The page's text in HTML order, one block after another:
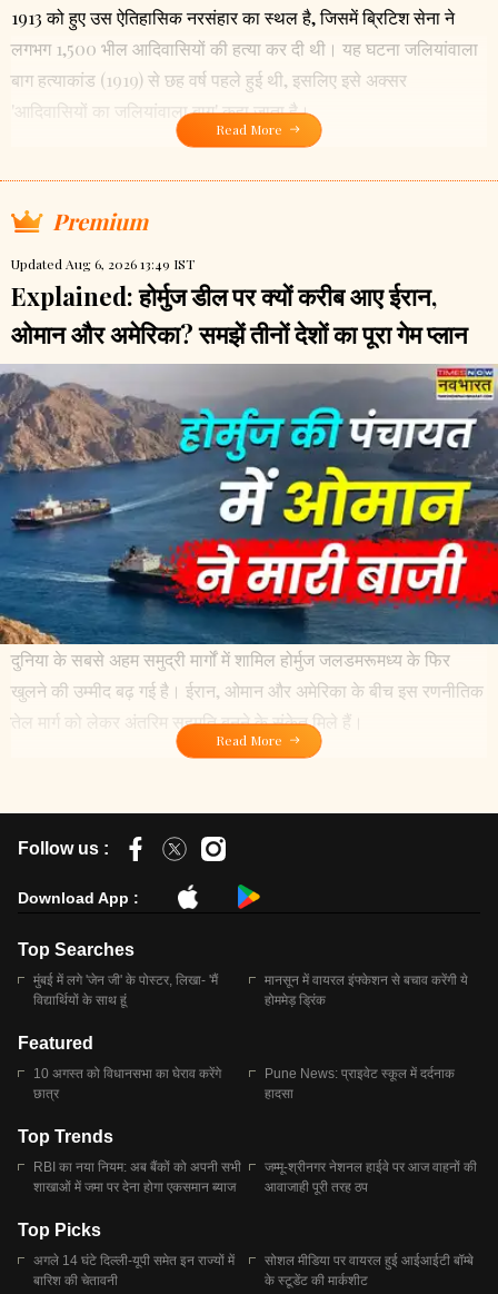
1913 को हुए उस ऐतिहासिक नरसंहार का स्थल है, जिसमें ब्रिटिश सेना ने
लगभग 1,500 भील आदिवासियों की हत्या कर दी थी। यह घटना जलियांवाला
बाग हत्याकांड (1919) से छह वर्ष पहले हुई थी, इसलिए इसे अक्सर
'आदिवासियों का जलियांवाला बाग' कहा जाता है।
Read More
Premium
Updated Aug 6, 2026 13:49 IST
Explained: होर्मुज डील पर क्यों करीब आए ईरान,
ओमान और अमेरिका? समझें तीनों देशों का पूरा गेम प्लान
दुनिया के सबसे अहम समुद्री मार्गों में शामिल होर्मुज जलडमरूमध्य के फिर
खुलने की उम्मीद बढ़ गई है। ईरान, ओमान और अमेरिका के बीच इस रणनीतिक
तेल मार्ग को लेकर अंतरिम सहमति बनने के संकेत मिले हैं।
Read More
Follow us :
Download App :
Top Searches
मुंबई में लगे 'जेन जी' के पोस्टर, लिखा- 'मैं
विद्यार्थियों के साथ हूं
मानसून में वायरल इंफ्केशन से बचाव करेंगी ये
होममेड़ ड्रिंक
Featured
10 अगस्त को विधानसभा का घेराव करेंगे
छात्र
Pune News: प्राइवेट स्कूल में दर्दनाक
हादसा
Top Trends
RBI का नया नियम: अब बैंकों को अपनी सभी
शाखाओं में जमा पर देना होगा एकसमान ब्याज
जम्मू-श्रीनगर नेशनल हाईवे पर आज वाहनों की
आवाजाही पूरी तरह ठप
Top Picks
अगले 14 घंटे दिल्ली-यूपी समेत इन राज्यों में
बारिश की चेतावनी
सोशल मीडिया पर वायरल हुई आईआईटी बॉम्बे
के स्टूडेंट की मार्कशीट